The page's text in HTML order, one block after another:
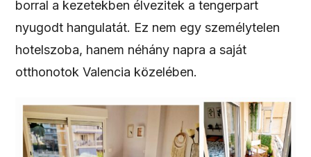
borral a kezetekben élvezitek a tengerpart
nyugodt hangulatát. Ez nem egy személytelen
hotelszoba, hanem néhány napra a saját
otthonotok Valencia közelében.